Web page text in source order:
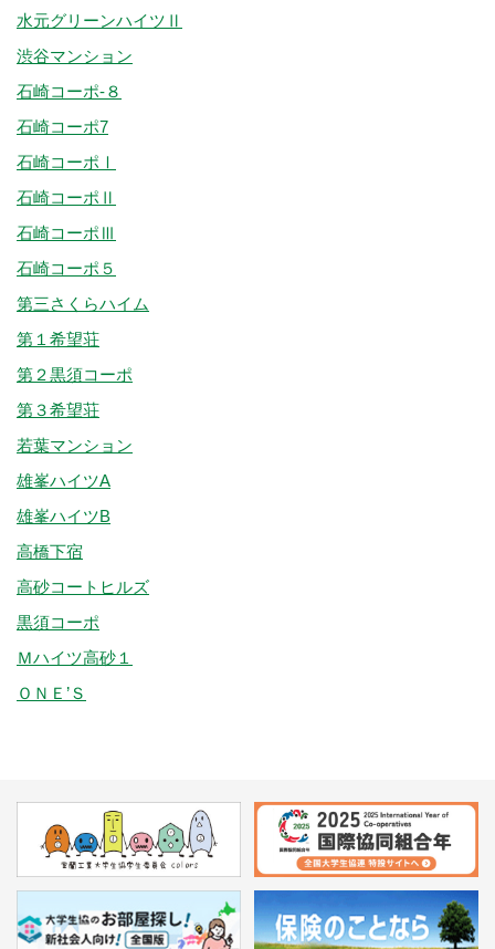
水元グリーンハイツⅡ
渋谷マンション
石崎コーポ-８
石崎コーポ7
石崎コーポⅠ
石崎コーポⅡ
石崎コーポⅢ
石崎コーポ５
第三さくらハイム
第１希望荘
第２黒須コーポ
第３希望荘
若葉マンション
雄峯ハイツA
雄峯ハイツB
高橋下宿
高砂コートヒルズ
黒須コーポ
Ｍハイツ高砂１
ＯＮＥ’Ｓ